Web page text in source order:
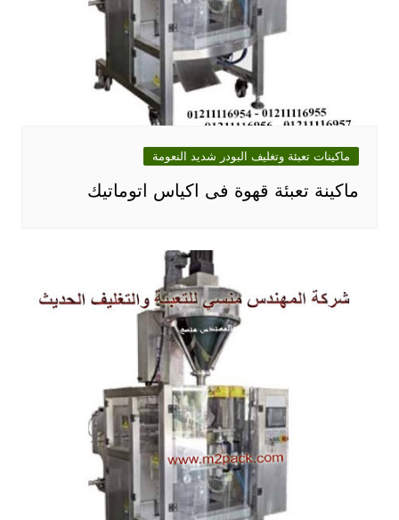
ماكينات تعبئة وتغليف البودر شديد النعومة
ماكينة تعبئة قهوة فى اكياس اتوماتيك